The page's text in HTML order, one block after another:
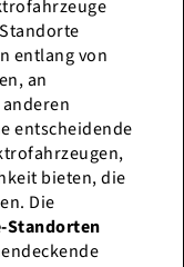
entlang von
an
entscheidende
bieten, die
Die
Standorten